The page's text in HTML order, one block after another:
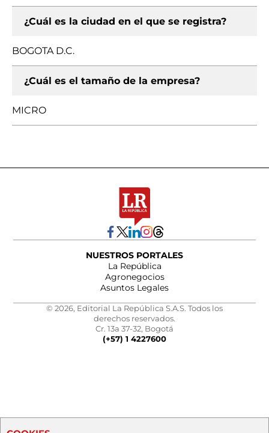
¿Cuál es la ciudad en el que se registra?
BOGOTA D.C.
¿Cuál es el tamaño de la empresa?
MICRO
NUESTROS PORTALES
La República
Agronegocios
Asuntos Legales
© 2026, Editorial La República S.A.S. Todos los
derechos reservados.
Cr. 13a 37-32, Bogotá
(+57) 1 4227600